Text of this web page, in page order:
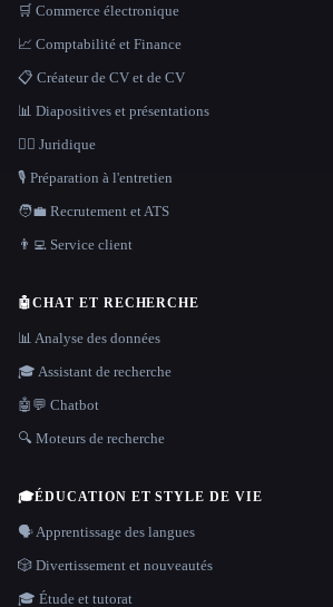
🛒 Commerce électronique
📈 Comptabilité et Finance
📋 Créateur de CV et de CV
📊 Diapositives et présentations
👩‍⚖️ Juridique
🎙️ Préparation à l'entretien
🧑‍💼 Recrutement et ATS
👨‍💻 Service client
🤖CHAT ET RECHERCHE
📊 Analyse des données
🎓 Assistant de recherche
🤖💬 Chatbot
🔍 Moteurs de recherche
🎓ÉDUCATION ET STYLE DE VIE
🗣️ Apprentissage des langues
🎲 Divertissement et nouveautés
🎓 Étude et tutorat